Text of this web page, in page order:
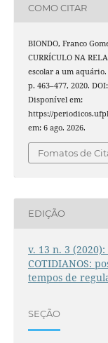
COMO CITAR
BIONDO, Franco
CURRÍCULO NA
escolar a um aquário.
p. 463–477, 2020.
Disponível em:
https://
em: 6 ago. 2026.
Fomatos de
EDIÇÃO
v. 13 n. 3 (2020):
COTIDIANOS:
tempos de
SEÇÃO